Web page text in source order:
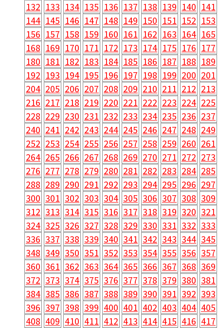
132 133 134 135 136 137 138 139 140 141
144 145 146 147 148 149 150 151 152 153
156 157 158 159 160 161 162 163 164 165
168 169 170 171 172 173 174 175 176 177
180 181 182 183 184 185 186 187 188 189
192 193 194 195 196 197 198 199 200 201
204 205 206 207 208 209 210 211 212 213
216 217 218 219 220 221 222 223 224 225
228 229 230 231 232 233 234 235 236 237
240 241 242 243 244 245 246 247 248 249
252 253 254 255 256 257 258 259 260 261
264 265 266 267 268 269 270 271 272 273
276 277 278 279 280 281 282 283 284 285
288 289 290 291 292 293 294 295 296 297
300 301 302 303 304 305 306 307 308 309
312 313 314 315 316 317 318 319 320 321
324 325 326 327 328 329 330 331 332 333
336 337 338 339 340 341 342 343 344 345
348 349 350 351 352 353 354 355 356 357
360 361 362 363 364 365 366 367 368 369
372 373 374 375 376 377 378 379 380 381
384 385 386 387 388 389 390 391 392 393
396 397 398 399 400 401 402 403 404 405
408 409 410 411 412 413 414 415 416 417